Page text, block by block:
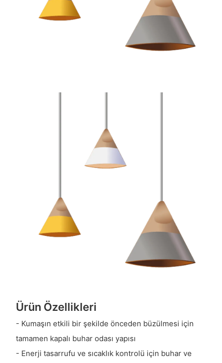
Ürün Özellikleri
- Kumaşın etkili bir şekilde önceden büzülmesi için
tamamen kapalı buhar odası yapısı
- Enerji tasarrufu ve sıcaklık kontrolü için buhar ve